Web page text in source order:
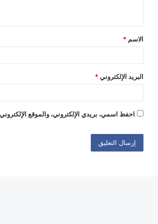
ق
*
الاسم *
البريد الإلكتروني *
احفظ اسمي، بريدي الإلكتروني، والموقع